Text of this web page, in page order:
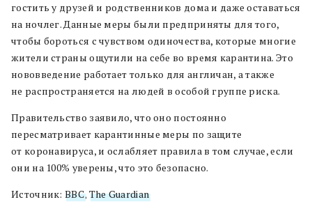
гостить у друзей и родственников дома и даже оставаться
на ночлег. Данные меры были предприняты для того,
чтобы бороться с чувством одиночества, которые многие
жители страны ощутили на себе во время карантина. Это
нововведение работает только для англичан, а также
не распространяется на людей в особой группе риска.
Правительство заявило, что оно постоянно
пересматривает карантинные меры по защите
от коронавируса, и ослабляет правила в том случае, если
они на 100% уверены, что это безопасно.
Источник: BBC, The Guardian